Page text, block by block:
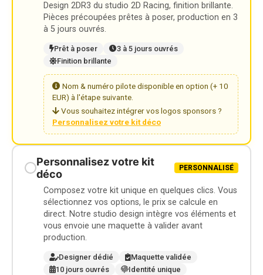
Design 2DR3 du studio 2D Racing, finition brillante.
Pièces précoupées prêtes à poser, production en 3
à 5 jours ouvrés.
Prêt à poser
3 à 5 jours ouvrés
Finition brillante
Nom & numéro pilote disponible en option (+ 10
EUR) à l'étape suivante.
Vous souhaitez intégrer vos logos sponsors ?
Personnalisez votre kit déco
Personnalisez votre kit
déco
PERSONNALISÉ
Composez votre kit unique en quelques clics. Vous
sélectionnez vos options, le prix se calcule en
direct. Notre studio design intègre vos éléments et
vous envoie une maquette à valider avant
production.
Designer dédié
Maquette validée
10 jours ouvrés
Identité unique